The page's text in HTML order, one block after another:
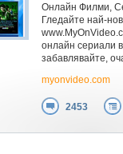
Онлайн Филми,
Гледайте най-
онлайн сериали
забавлявайте,
myonvideo.com
2453